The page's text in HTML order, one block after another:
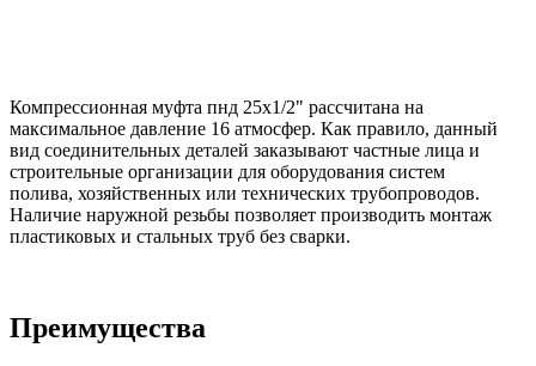
Компрессионная муфта пнд 25x1/2" рассчитана на
максимальное давление 16 атмосфер. Как правило, данный
вид соединительных деталей заказывают частные лица и
строительные организации для оборудования систем
полива, хозяйственных или технических трубопроводов.
Наличие наружной резьбы позволяет производить монтаж
пластиковых и стальных труб без сварки.
Преимущества